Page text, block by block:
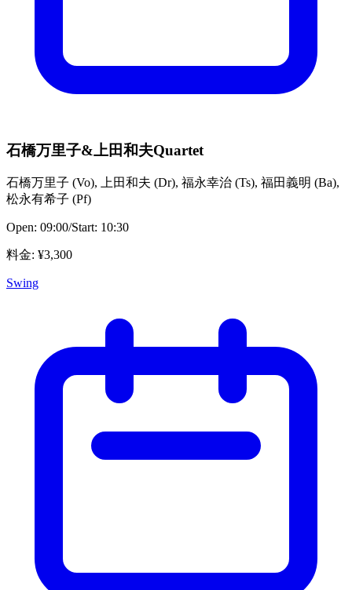
石橋万里子&上田和夫Quartet
石橋万里子 (Vo), 上田和夫 (Dr), 福永幸治 (Ts), 福田義明 (Ba),
松永有希子 (Pf)
Open: 09:00/Start: 10:30
料金: ¥3,300
Swing